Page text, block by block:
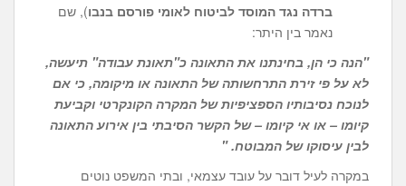
ברדה נגד המוסד לביטוח לאומי פורסם בנבו), שם
נאמר בין היתר:
"הנה כי הן, בחינתנו את התאונה כ"תאונת עבודה" תיעשה,
לא על פי זירת התרחשותה של התאונה או מיקומה, כי אם
לנוכח נסיבותיו הספציפיות של המקרה הקונקרטי וקביעת
קיומו – או אי קיומו – של הקשר הסיבתי בין אירוע התאונה
לבין עיסוקו של המבוטח. "
במקרה לעיל דובר על עובד עצמאי, ובתי המשפט נוטים